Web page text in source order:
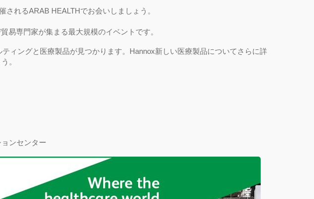
れるARAB HEALTHでお会いしましょう。
易専門家が集まる最大規模のイベントです。
ィングと医療製品が見つかります。Hannox新しい医療製品についてさらに詳
。
ンセンター